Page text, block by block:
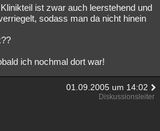
ist zwar auch leerstehend und
sodass man da nicht hinein
ich nochmal dort war!
01.09.2005 um 14:02
Diskussionsleiter